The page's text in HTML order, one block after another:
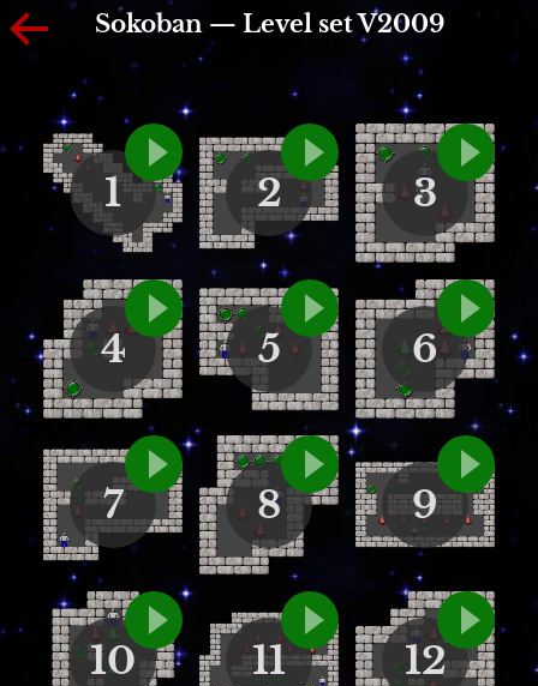
Sokoban — Level set V2009
1 2 3
4 5 6
7 8 9
10 11 12